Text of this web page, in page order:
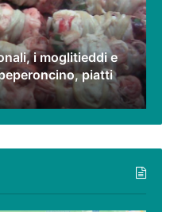
i moglitieddi e
piatti